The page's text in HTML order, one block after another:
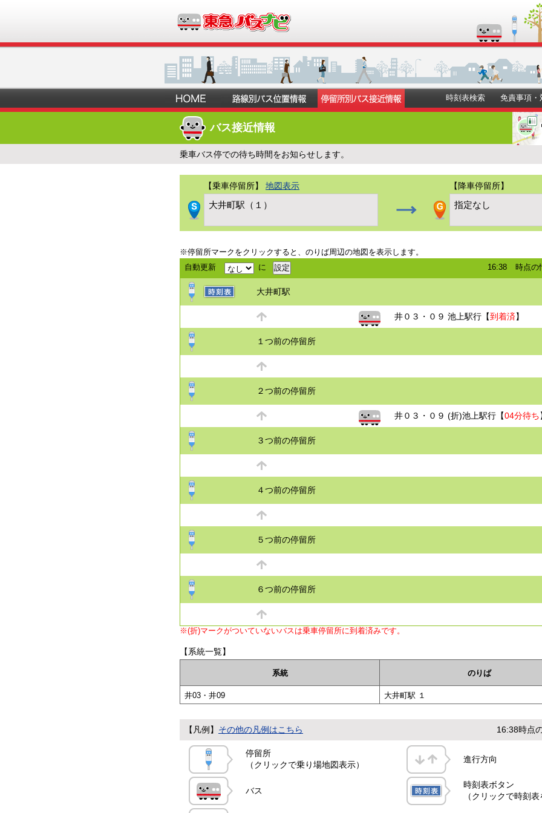
免責事項・
時刻表検索
バス接近情報
乗車バス停での待ち時間をお知らせします。
【乗車停留所】 地図表示
大井町駅（１）
【降車停留所】
指定なし
※停留所マークをクリックすると、のりば周辺の地図を表示します。
自動更新
に 16:38 時点の
大井町駅
井０３・０９ 池上駅行【到着済】
１つ前の停留所
２つ前の停留所
井０３・０９ (折)池上駅行【04分待ち
３つ前の停留所
４つ前の停留所
５つ前の停留所
６つ前の停留所
※(折)マークがついていないバスは乗車停留所に到着済みです。
【系統一覧】
系統 のりば
井03・井09 大井町駅 １
【凡例】 その他の凡例はこちら 16:38時点
停留所
（クリックで乗り場地図表示）
進行方向
バス
時刻表ボタン
（クリックで時刻